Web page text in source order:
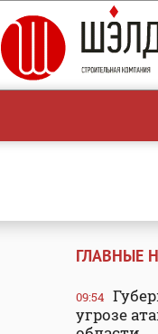
ГЛАВНЫЕ
09:54
угрозе